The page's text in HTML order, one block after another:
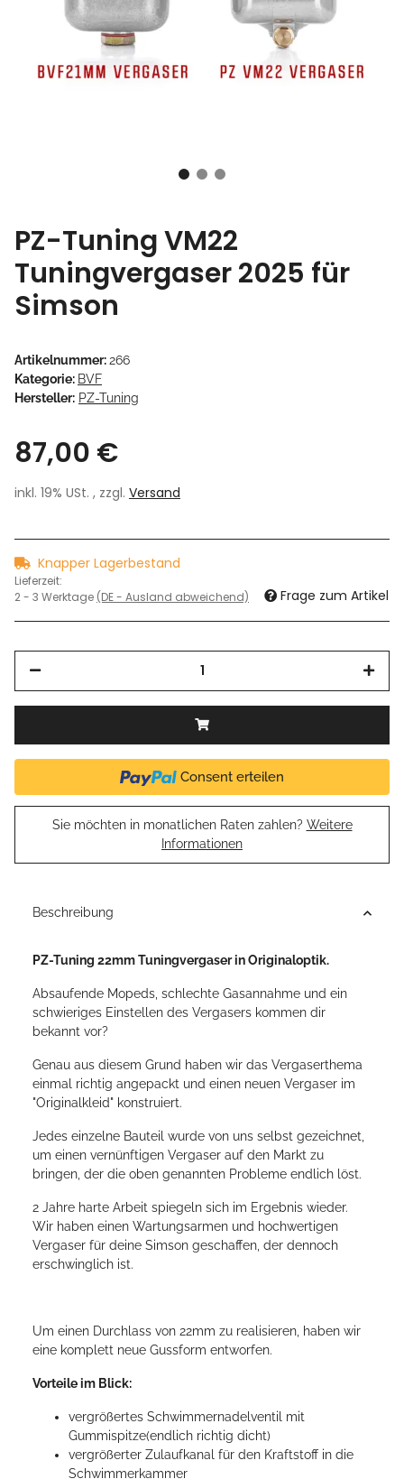
PZ-Tuning VM22
Tuningvergaser 2025 für
Simson
Artikelnummer:266
Kategorie: BVF
Hersteller: PZ-Tuning
87,00 €
inkl. 19% USt. , zzgl. Versand
Knapper Lagerbestand
Lieferzeit:
2 - 3 Werktage (DE - Ausland abweichend) Frage zum Artikel
Consent erteilen
Sie möchten in monatlichen Raten zahlen? Weitere
Informationen
Beschreibung
PZ-Tuning 22mm Tuningvergaser in Originaloptik.
Absaufende Mopeds, schlechte Gasannahme und ein
schwieriges Einstellen des Vergasers kommen dir
bekannt vor?
Genau aus diesem Grund haben wir das Vergaserthema
einmal richtig angepackt und einen neuen Vergaser im
"Originalkleid" konstruiert.
Jedes einzelne Bauteil wurde von uns selbst gezeichnet,
um einen vernünftigen Vergaser auf den Markt zu
bringen, der die oben genannten Probleme endlich löst.
2 Jahre harte Arbeit spiegeln sich im Ergebnis wieder.
Wir haben einen Wartungsarmen und hochwertigen
Vergaser für deine Simson geschaffen, der dennoch
erschwinglich ist.
Um einen Durchlass von 22mm zu realisieren, haben wir
eine komplett neue Gussform entworfen.
Vorteile im Blick:
vergrößertes Schwimmernadelventil mit
Gummispitze(endlich richtig dicht)
vergrößerter Zulaufkanal für den Kraftstoff in die
Schwimmerkammer